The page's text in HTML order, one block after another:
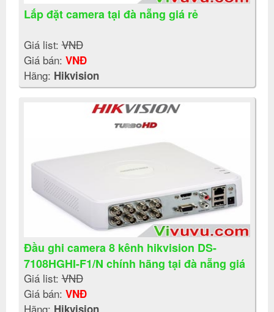
Lắp đặt camera tại đà nẵng giá rẻ
Giá list:VNĐ
Giá bán: VNĐ
Hãng: Hikvision
Đầu ghi camera 8 kênh hikvision DS-
7108HGHI-F1/N chính hãng tại đà nẵng giá
rẻ
Giá list:VNĐ
Giá bán: VNĐ
Hãng: Hikvision